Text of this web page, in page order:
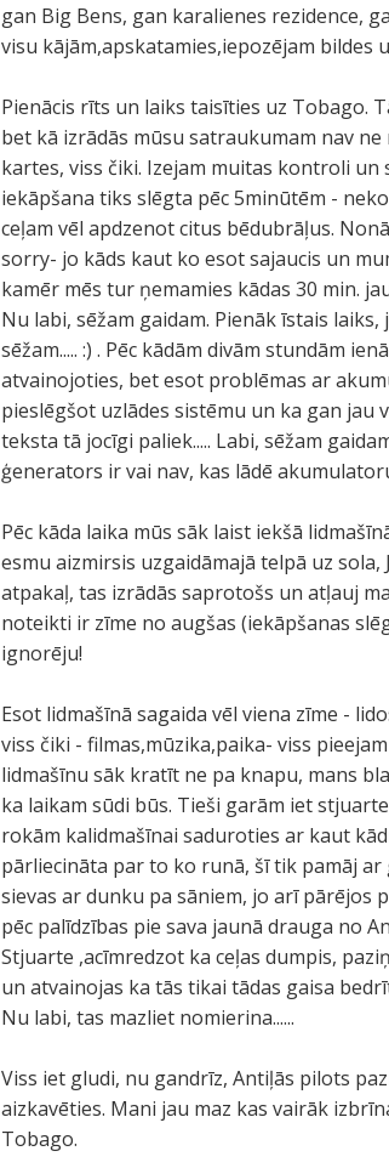
gan Big Bens, gan karalienes rezidence,
visu kājām,apskatamies,iepozējam bildes
Pienācis rīts un laiks taisīties uz Tobago.
bet kā izrādās mūsu satraukumam nav
kartes, viss čiki. Izejam muitas kontroli
iekāpšana tiks slēgta pēc 5minūtēm -
ceļam vēl apdzenot citus bēdubrāļus.
sorry- jo kāds kaut ko esot sajaucis un
kamēr mēs tur ņemamies kādas 30 min.
Nu labi, sēžam gaidam. Pienāk īstais
sēžam..... :) . Pēc kādām divām stundām
atvainojoties, bet esot problēmas ar
pieslēgšot uzlādes sistēmu un ka gan jau
teksta tā jocīgi paliek..... Labi, sēžam
ģenerators ir vai nav, kas lādē
Pēc kāda laika mūs sāk laist iekšā
esmu aizmirsis uzgaidāmajā telpā uz
atpakaļ, tas izrādās saprotošs un atļauj
noteikti ir zīme no augšas (iekāpšanas
ignorēju!
Esot lidmašīnā sagaida vēl viena zīme -
viss čiki - filmas,mūzika,paika- viss
lidmašīnu sāk kratīt ne pa knapu, mans
ka laikam sūdi būs. Tieši garām iet
rokām kalidmašīnai saduroties ar kaut
pārliecināta par to ko runā, šī tik pamāj
sievas ar dunku pa sāniem, jo arī pārējos
pēc palīdzības pie sava jaunā drauga no
Stjuarte ,acīmredzot ka ceļas dumpis,
un atvainojas ka tās tikai tādas gaisa
Nu labi, tas mazliet nomierina......
Viss iet gludi, nu gandrīz, Antiļās pilots
aizkavēties. Mani jau maz kas vairāk
Tobago.